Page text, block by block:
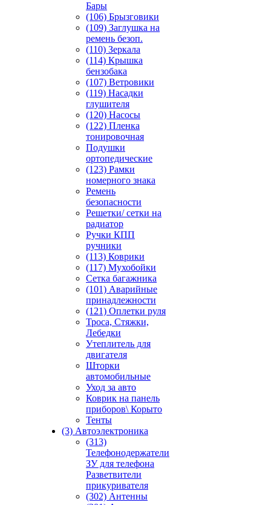
Бары
(106) Брызговики
(109) Заглушка на
ремень безоп.
(110) Зеркала
(114) Крышка
бензобака
(107) Ветровики
(119) Насадки
глушителя
(120) Насосы
(122) Пленка
тонировочная
Подушки
ортопедические
(123) Рамки
номерного знака
Ремень
безопасности
Решетки/ сетки на
радиатор
Ручки КПП
ручники
(113) Коврики
(117) Мухобойки
Сетка багажника
(101) Аварийные
принадлежности
(121) Оплетки руля
Троса, Стяжки,
Лебедки
Утеплитель для
двигателя
Шторки
автомобильные
Уход за авто
Коврик на панель
приборов\ Корыто
Тенты
(3) Автоэлектроника
(313)
Телефонодержатели
ЗУ для телефона
Разветвители
прикуривателя
(302) Антенны